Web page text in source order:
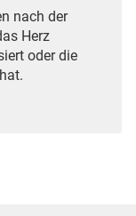
nach der
Herz
oder die